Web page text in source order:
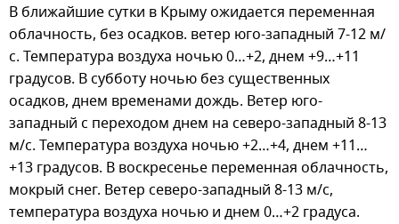
В ближайшие сутки в Крыму ожидается переменная
облачность, без осадков. ветер юго-западный 7-12 м/
с. Температура воздуха ночью 0…+2, днем +9…+11
градусов. В субботу ночью без существенных
осадков, днем временами дождь. Ветер юго-
западный с переходом днем на северо-западный 8-13
м/с. Температура воздуха ночью +2…+4, днем +11…
+13 градусов. В воскресенье переменная облачность,
мокрый снег. Ветер северо-западный 8-13 м/с,
температура воздуха ночью и днем 0…+2 градуса.